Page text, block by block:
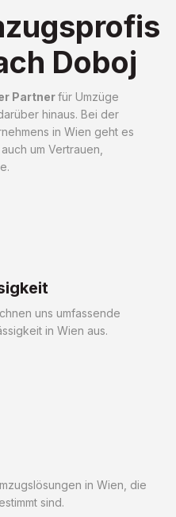
Doboj
Partnerfür Umzüge
hinaus. Bei der
in Wien geht es
um Vertrauen,
uns umfassende
in Wien aus.
in Wien, die
sind.